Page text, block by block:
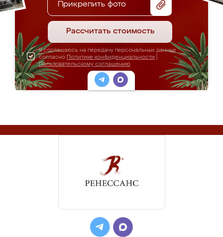
Прикрепить фото
Рассчитать стоимость
Я соглашаюсь на передачу персональных данных
согласно Политике конфиденциальности
Пользовательскому соглашению